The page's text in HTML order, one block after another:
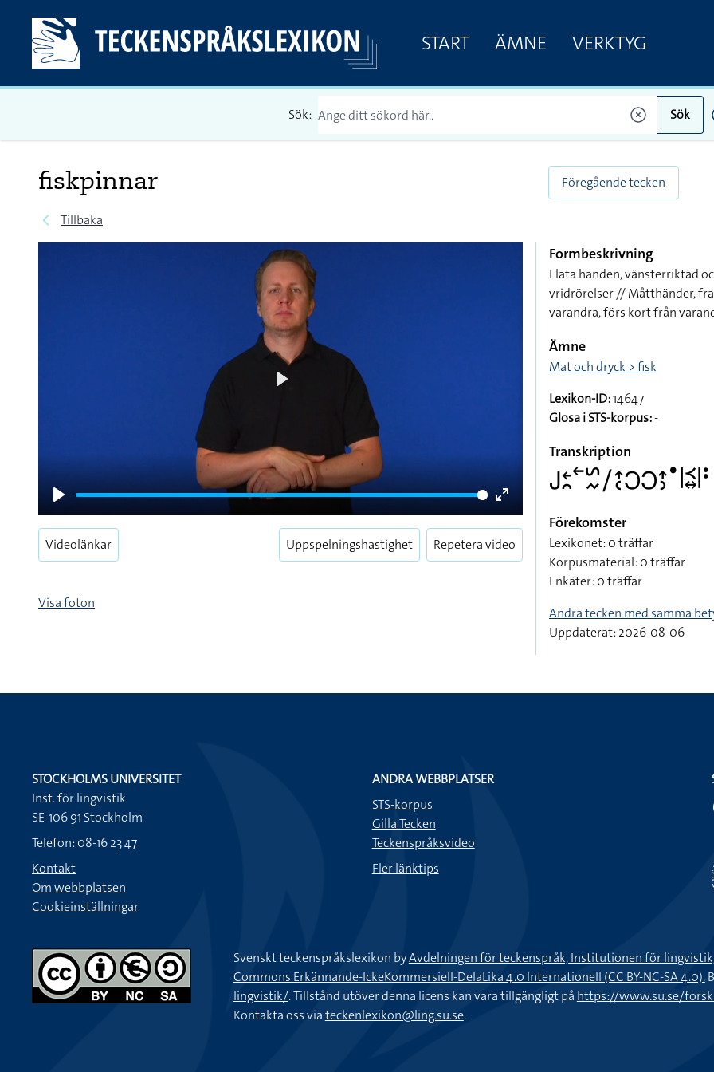
START ÄMNE VERKTYG
Sök: Sök
fiskpinnar
Tillbaka
Föregående tecken
Play
Enter
fullscreen
Videolänkar Uppspelningshastighet Repetera video
Visa foton
Formbeskrivning
Flata handen, vänsterriktad
vridrörelser // Måtthänder,
varandra, förs kort från
Ämne
Mat och dryck > fisk
Lexikon-ID:14647
Glosa i STS-korpus:-
Transkription
􌤢􌥓􌥘􌥢􌥲􌦌􌥠􌤴􌥗􌥋􌥋􌤴􌤶􌤟􌥼􌥹􌦉􌥼􌥻
Förekomster
Lexikonet: 0 träffar
Korpusmaterial: 0 träffar
Enkäter: 0 träffar
Andra tecken med samma
Uppdaterat: 2026-08-06
STOCKHOLMS UNIVERSITET
Inst. för lingvistik
SE-106 91 Stockholm
Telefon: 08-16 23 47
Kontakt
Om webbplatsen
Cookieinställningar
ANDRA WEBBPLATSER
STS-korpus
Gilla Tecken
Teckenspråksvideo
Fler länktips
Svenskt teckenspråkslexikon byAvdelningen för teckenspråk, Institutionen för
Commons Erkännande-IckeKommersiell-DelaLika 4.0 Internationell (CC BY-NC-SA 4.0).
lingvistik/. Tillstånd utöver denna licens kan vara tillgängligt på https://www.su.se/
Kontakta oss viateckenlexikon@ling.su.se.